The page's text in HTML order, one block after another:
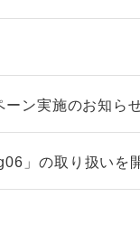
ン実施のお知ら
」の取り扱いを